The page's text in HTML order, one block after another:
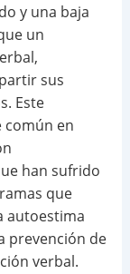
y una baja
un
sus
Este
común en
han sufrido
que
autoestima
prevención de
verbal.